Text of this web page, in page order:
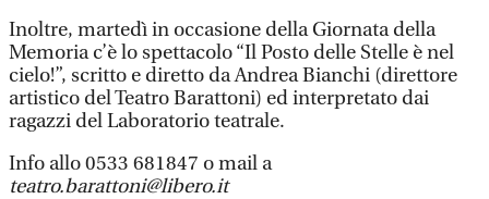
Inoltre, martedì in occasione della Giornata della
Memoria c’è lo spettacolo “Il Posto delle Stelle è nel
cielo!”, scritto e diretto da Andrea Bianchi (direttore
artistico del Teatro Barattoni) ed interpretato dai
ragazzi del Laboratorio teatrale.
Info allo 0533 681847 o mail a
teatro.barattoni@libero.it